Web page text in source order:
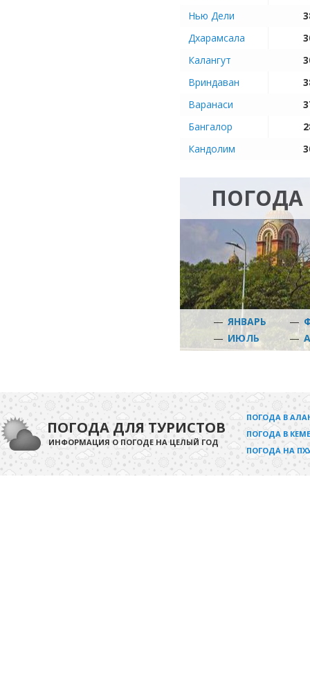
Нью Дели
Дхарамсала
Калангут
Вриндаван
Варанаси
Бангалор
Кандолим
ПОГОДА
— ЯНВАРЬ —
— ИЮЛЬ —
ПОГОДА ДЛЯ ТУРИСТОВ
ИНФОРМАЦИЯ О ПОГОДЕ НА ЦЕЛЫЙ ГОД
ПОГОДА В
ПОГОДА В
ПОГОДА НА